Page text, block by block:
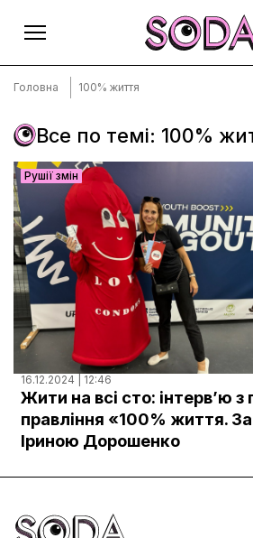
Головна
Тексти
Спецпроєкти
Slow news
Місто
Про нас
Редакційна політика
Правила використання
Документи
Головна 100% життя
Все по темі: 100%
Рушії змін
16.12.2024 | 12:46
Жити на всі сто: інтерв’ю з
правління «100% життя.
Іриною Дорошенко